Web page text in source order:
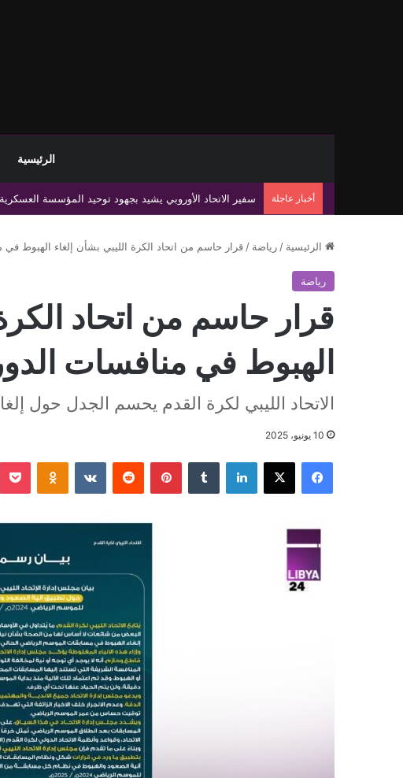
الرئيسية
أخبار عاجلة مصر تؤكد دعم مشروع الممر البري بين مصر وليبيا وتشاد
الرئيسية / رياضة / قرار حاسم من اتحاد الكرة الليبي بشأن إلغاء الهبوط
رياضة
قرار حاسم من اتحاد
الهبوط في منافسات
الاتحاد الليبي لكرة القدم يحسم الجدل حول
10 يونيو، 2025
فيسبوك ‫X لينكدإن بينتيريست